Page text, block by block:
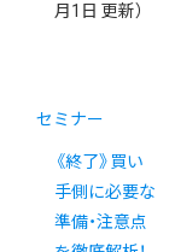
月1日 更新）
セミナー
《終了》買い
手側に必要な
準備・注意点